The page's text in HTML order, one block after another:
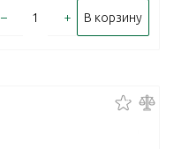
– + В корзину